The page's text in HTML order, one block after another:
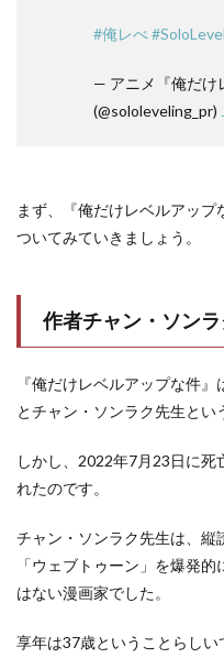
#俺レべ
— アニメ『俺だけ
(@sololeveling_pr)
まず、『俺だけレベルアッ
ついてみていきましょう。
作者チャン・ソン
『俺だけレベルアップな件
とチャン・ソンラク先生とい
しかし、2022年7月23日に
れたのです。
チャン・ソンラク先生は、縦
「ウェブトゥーン」を爆発
はない漫画家でした。
享年は37歳ということらし